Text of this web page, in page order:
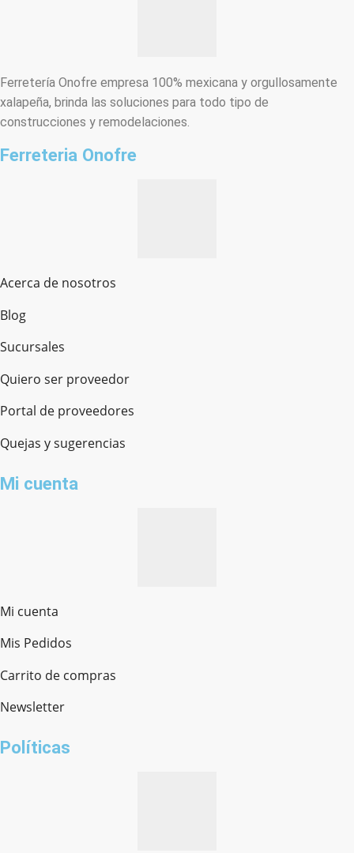
Ferretería Onofre empresa 100% mexicana y orgullosamente
xalapeña, brinda las soluciones para todo tipo de
construcciones y remodelaciones.
Ferreteria Onofre
Acerca de nosotros
Blog
Sucursales
Quiero ser proveedor
Portal de proveedores
Quejas y sugerencias
Mi cuenta
Mi cuenta
Mis Pedidos
Carrito de compras
Newsletter
Políticas